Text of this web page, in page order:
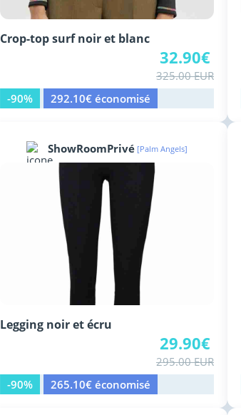
Crop-top surf noir et blanc
32.90€
325.00 EUR
-90%
292.10€ économisé
ShowRoomPrivé [Palm Angels]
Legging noir et écru
29.90€
295.00 EUR
-90%
265.10€ économisé